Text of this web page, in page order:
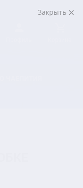
Закрыть